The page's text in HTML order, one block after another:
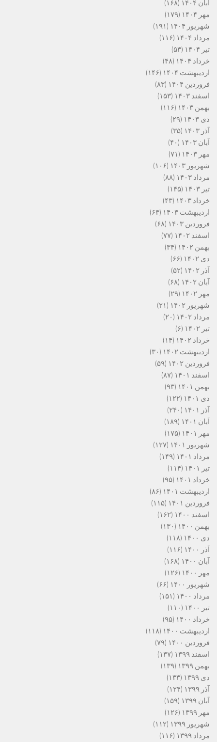
آبان ۱۴۰۴
(۱۶۸)
مهر ۱۴۰۴
(۱۷۹)
شهریور ۱۴۰۴
(۱۹۱)
مرداد ۱۴۰۴
(۱۱۶)
تیر ۱۴۰۴
(۵۳)
خرداد ۱۴۰۴
(۴۸)
اردیبهشت ۱۴۰۴
(۱۴۶)
فروردین ۱۴۰۴
(۸۳)
اسفند ۱۴۰۳
(۱۵۳)
بهمن ۱۴۰۳
(۱۱۶)
دی ۱۴۰۳
(۲۹)
آذر ۱۴۰۳
(۳۵)
آبان ۱۴۰۳
(۴۰)
مهر ۱۴۰۳
(۷۱)
شهریور ۱۴۰۳
(۱۰۶)
مرداد ۱۴۰۳
(۸۸)
تیر ۱۴۰۳
(۱۴۵)
خرداد ۱۴۰۳
(۴۳)
اردیبهشت ۱۴۰۳
(۶۳)
فروردین ۱۴۰۳
(۶۸)
اسفند ۱۴۰۲
(۷۷)
بهمن ۱۴۰۲
(۳۴)
دی ۱۴۰۲
(۶۶)
آذر ۱۴۰۲
(۵۲)
آبان ۱۴۰۲
(۶۸)
مهر ۱۴۰۲
(۲۹)
شهریور ۱۴۰۲
(۲۱)
مرداد ۱۴۰۲
(۲۰)
تیر ۱۴۰۲
(۶)
خرداد ۱۴۰۲
(۱۴)
اردیبهشت ۱۴۰۲
(۳۰)
فروردین ۱۴۰۲
(۵۹)
اسفند ۱۴۰۱
(۸۷)
بهمن ۱۴۰۱
(۹۳)
دی ۱۴۰۱
(۱۲۲)
آذر ۱۴۰۱
(۲۴۰)
آبان ۱۴۰۱
(۱۸۹)
مهر ۱۴۰۱
(۱۷۵)
شهریور ۱۴۰۱
(۱۲۷)
مرداد ۱۴۰۱
(۱۴۹)
تیر ۱۴۰۱
(۱۱۴)
خرداد ۱۴۰۱
(۹۵)
اردیبهشت ۱۴۰۱
(۸۶)
فروردین ۱۴۰۱
(۱۱۵)
اسفند ۱۴۰۰
(۱۶۲)
بهمن ۱۴۰۰
(۱۳۰)
دی ۱۴۰۰
(۱۱۸)
آذر ۱۴۰۰
(۱۱۶)
آبان ۱۴۰۰
(۱۶۸)
مهر ۱۴۰۰
(۱۲۶)
شهریور ۱۴۰۰
(۶۶)
مرداد ۱۴۰۰
(۱۵۱)
تیر ۱۴۰۰
(۱۱۰)
خرداد ۱۴۰۰
(۹۵)
اردیبهشت ۱۴۰۰
(۱۱۸)
فروردین ۱۴۰۰
(۷۹)
اسفند ۱۳۹۹
(۱۳۷)
بهمن ۱۳۹۹
(۱۳۹)
دی ۱۳۹۹
(۱۳۳)
آذر ۱۳۹۹
(۱۲۴)
آبان ۱۳۹۹
(۱۵۹)
مهر ۱۳۹۹
(۱۲۶)
شهریور ۱۳۹۹
(۱۱۲)
مرداد ۱۳۹۹
(۱۱۶)